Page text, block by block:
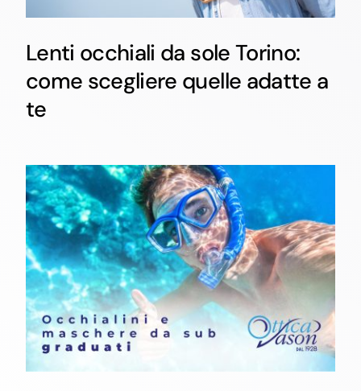
Lenti occhiali da sole Torino:
come scegliere quelle adatte a
te